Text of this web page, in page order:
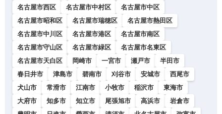
名古屋市西区
名古屋市中村区
名古屋市中区
名古屋市昭和区
名古屋市瑞穂区
名古屋市熱田区
名古屋市中川区
名古屋市港区
名古屋市南区
名古屋市守山区
名古屋市緑区
名古屋市名東区
名古屋市天白区
岡崎市 一宮市 瀬戸市
半田市
春日井市
津島市 碧南市 刈谷市 安城市
西尾市
犬山市
常滑市 江南市 小牧市 稲沢市
東海市
大府市
知多市 知立市 尾張旭市 高浜市
岩倉市